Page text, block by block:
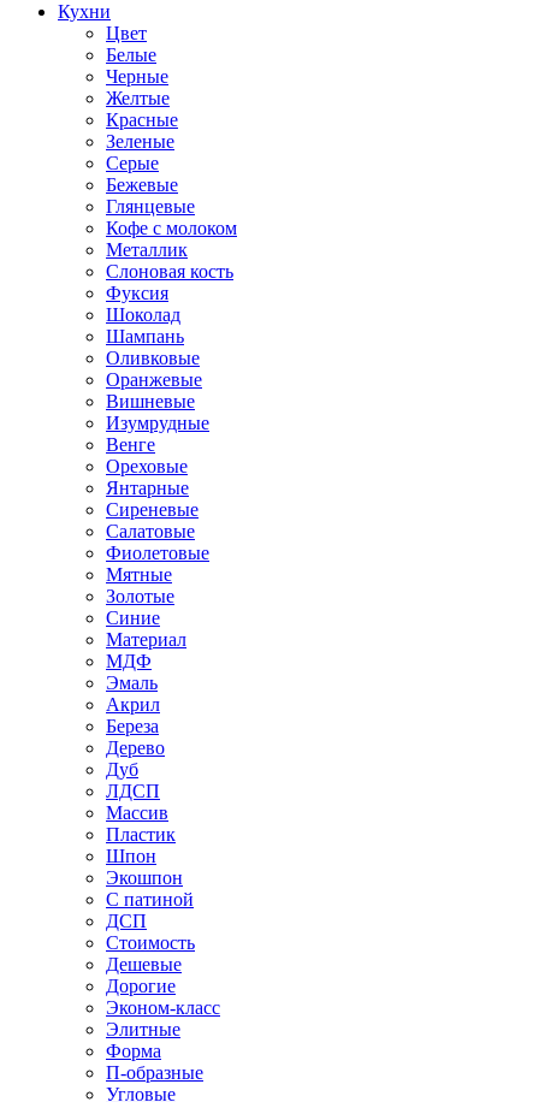
Кухни
Цвет
Белые
Черные
Желтые
Красные
Зеленые
Серые
Бежевые
Глянцевые
Кофе с молоком
Металлик
Слоновая кость
Фуксия
Шоколад
Шампань
Оливковые
Оранжевые
Вишневые
Изумрудные
Венге
Ореховые
Янтарные
Сиреневые
Салатовые
Фиолетовые
Мятные
Золотые
Синие
Материал
МДФ
Эмаль
Акрил
Береза
Дерево
Дуб
ЛДСП
Массив
Пластик
Шпон
Экошпон
С патиной
ДСП
Стоимость
Дешевые
Дорогие
Эконом-класс
Элитные
Форма
П-образные
Угловые